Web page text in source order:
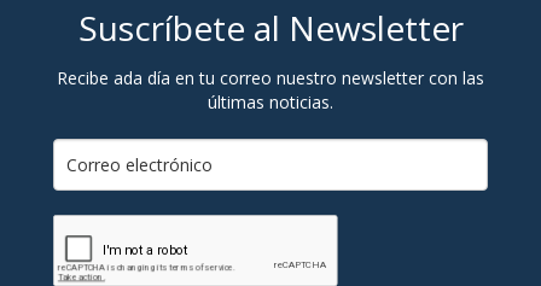
Suscríbete al Newsletter
Recibe ada día en tu correo nuestro newsletter con las
últimas noticias.